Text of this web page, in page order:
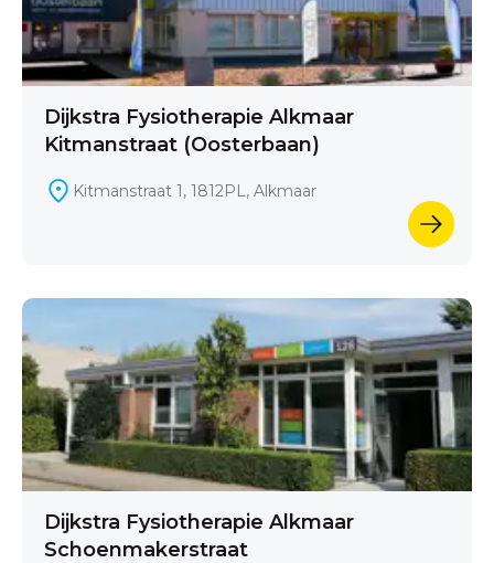
Dijkstra Fysiotherapie Alkmaar
Kitmanstraat (Oosterbaan)
Kitmanstraat 1, 1812PL, Alkmaar
Dijkstra Fysiotherapie Alkmaar
Schoenmakerstraat